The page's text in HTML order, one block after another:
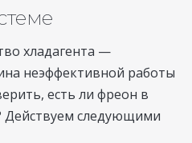
хладагента —
неэффективной работы
есть ли фреон в
следующими